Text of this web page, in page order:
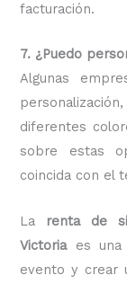
facturación.
7. ¿Puedo
Algunas
diferentes
sobre estas
coincida con el
La renta de
Victoria es
evento y crear